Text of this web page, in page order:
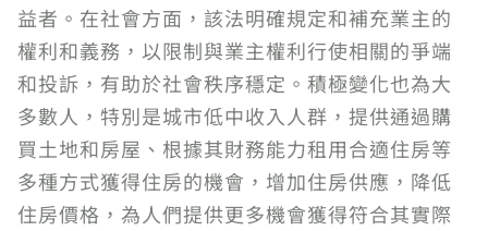
益者。在社會方面，該法明確規定和補充業主的
權利和義務，以限制與業主權利行使相關的爭端
和投訴，有助於社會秩序穩定。積極變化也為大
多數人，特別是城市低中收入人群，提供通過購
買土地和房屋、根據其財務能力租用合適住房等
多種方式獲得住房的機會，增加住房供應，降低
住房價格，為人們提供更多機會獲得符合其實際